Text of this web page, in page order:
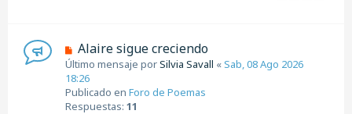
a
j
e
N
u
e
v
o
Alaire sigue creciendo
Último mensaje porSilvia Savall «Sab, 08 Ago 2026
18:26
Publicado en Foro de Poemas
Respuestas: 11